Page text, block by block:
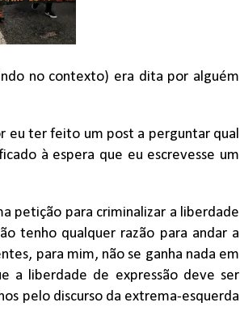
no contexto) era dita por alguém
eu ter feito um post a perguntar qual
à espera que eu escrevesse um
petição para criminalizar a liberdade
tenho qualquer razão para andar a
para mim, não se ganha nada em
a liberdade de expressão deve ser
pelo discurso da extrema-esquerda